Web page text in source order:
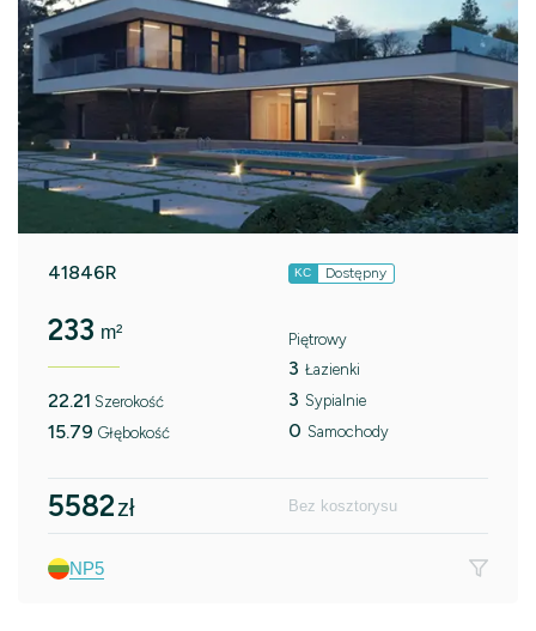
41846R KC Dostępny
233 m²
22.21 Szerokość
15.79 Głębokość
Piętrowy
3 Łazienki
3 Sypialnie
0 Samochody
5582zł Bez kosztorysu
NP5